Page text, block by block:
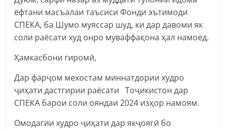
ёфтани масъалаи таъсиси Фонди эътимоди
СПЕКА, ба Шумо муяссар шуд, ки дар давоми як
соли раёсати худ онро муваффақона ҳал намоед.
Ҳамкасбони гиромӣ,
Дар фарҷом мехостам миннатдории худро
ҷиҳати дастгирии раёсати Тоҷикистон дар
СПЕКА барои соли ояндаи 2024 изҳор намоям.
Омодагии худро ҷиҳати дар якҷоягӣ бо